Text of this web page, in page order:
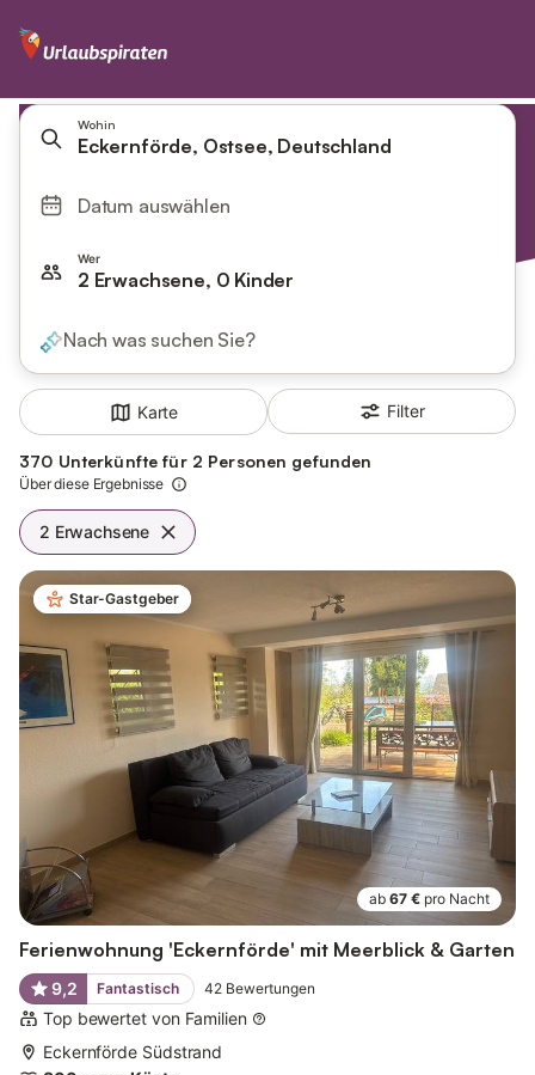
Wohin
Eckernförde, Ostsee, Deutschland
Datum auswählen
Wer
2 Erwachsene, 0 Kinder
Nach was suchen Sie?
Karte Filter
370 Unterkünfte für 2 Personen gefunden
Über diese Ergebnisse
2 Erwachsene
Star-Gastgeber
ab 67 € pro Nacht
Ferienwohnung 'Eckernförde' mit Meerblick & Garten
9,2 Fantastisch 42 Bewertungen
Top bewertet von Familien
Eckernförde Südstrand